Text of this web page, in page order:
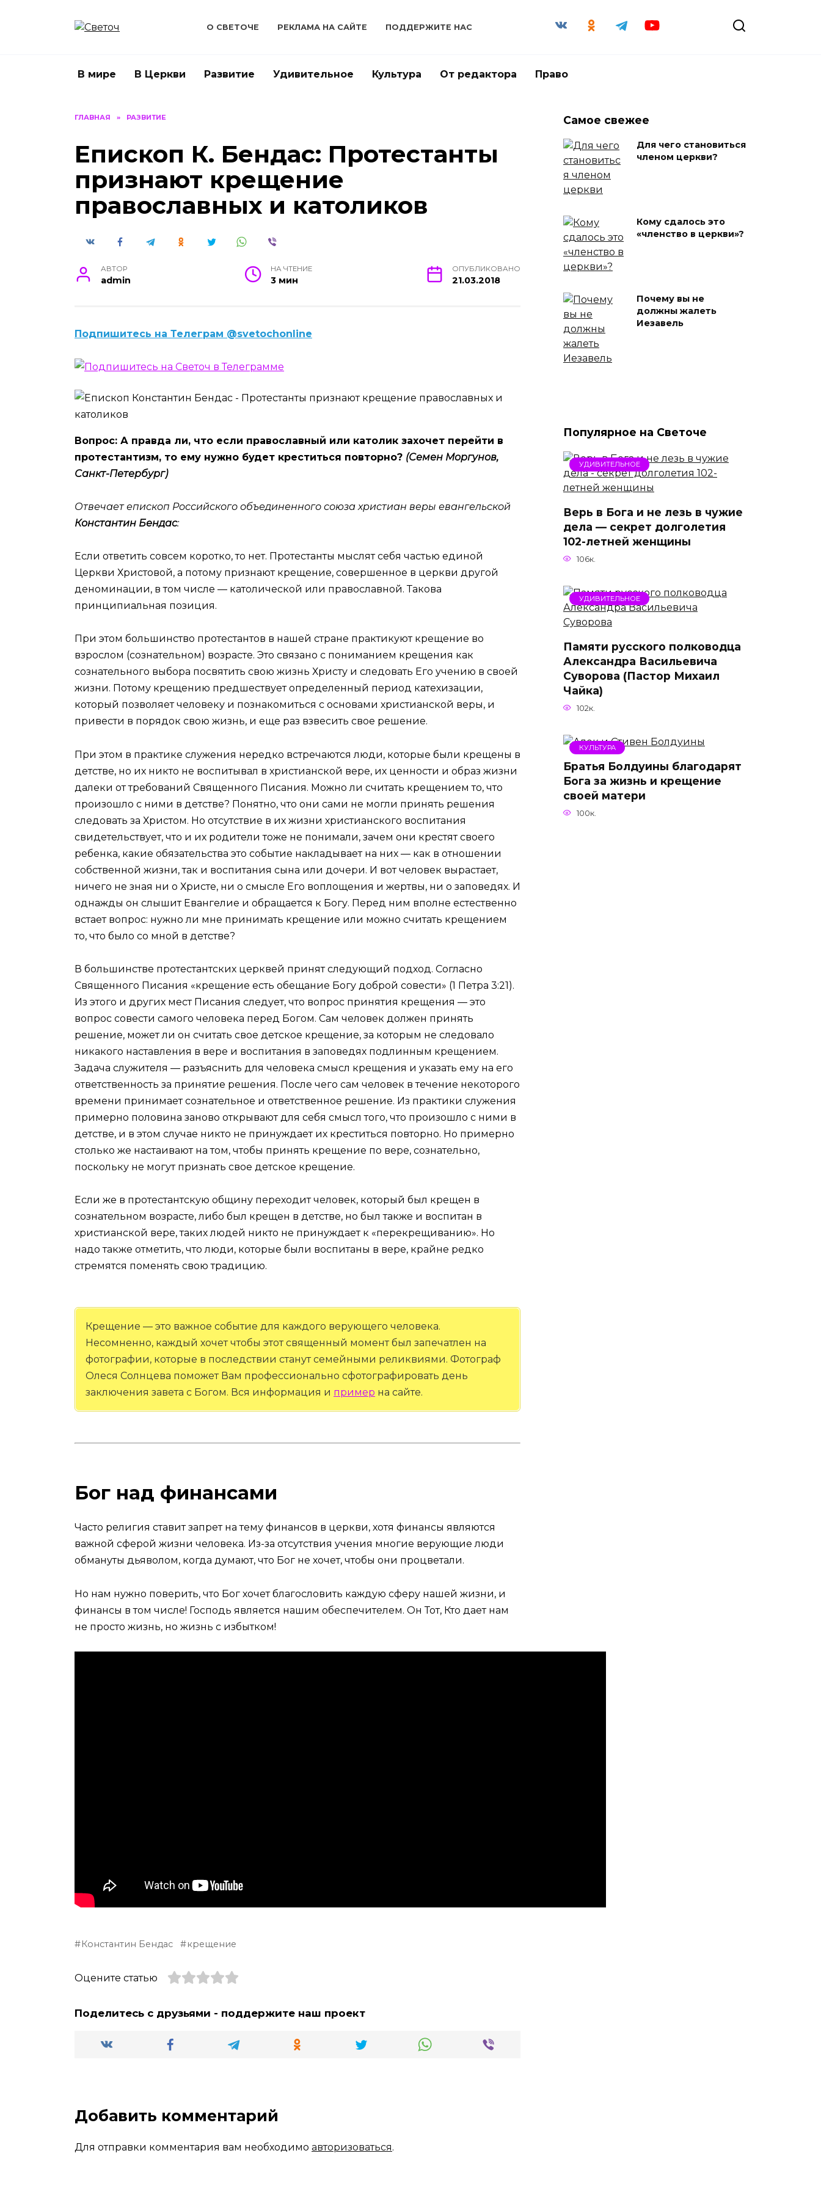
О СВЕТОЧЕ РЕКЛАМА НА САЙТЕ ПОДДЕРЖИТЕ НАС
В мире В Церкви Развитие Удивительное Культура От редактора Право
ГЛАВНАЯ » РАЗВИТИЕ
Епископ К. Бендас: Протестанты
признают крещение
православных и католиков
АВТОР
admin
НА ЧТЕНИЕ
3 мин
ОПУБЛИКОВАНО
21.03.2018
Подпишитесь на Телеграм @svetochonline
Вопрос: А правда ли, что если православный или католик захочет перейти в
протестантизм, то ему нужно будет креститься повторно? (Семен Моргунов,
Санкт-Петербург)
Отвечает епископ Российского объединенного союза христиан веры евангельской
Константин Бендас:
Если ответить совсем коротко, то нет. Протестанты мыслят себя частью единой
Церкви Христовой, а потому признают крещение, совершенное в церкви другой
деноминации, в том числе — католической или православной. Такова
принципиальная позиция.
При этом большинство протестантов в нашей стране практикуют крещение во
взрослом (сознательном) возрасте. Это связано с пониманием крещения как
сознательного выбора посвятить свою жизнь Христу и следовать Его учению в своей
жизни. Потому крещению предшествует определенный период катехизации,
который позволяет человеку и познакомиться с основами христианской веры, и
привести в порядок свою жизнь, и еще раз взвесить свое решение.
При этом в практике служения нередко встречаются люди, которые были крещены в
детстве, но их никто не воспитывал в христианской вере, их ценности и образ жизни
далеки от требований Священного Писания. Можно ли считать крещением то, что
произошло с ними в детстве? Понятно, что они сами не могли принять решения
следовать за Христом. Но отсутствие в их жизни христианского воспитания
свидетельствует, что и их родители тоже не понимали, зачем они крестят своего
ребенка, какие обязательства это событие накладывает на них — как в отношении
собственной жизни, так и воспитания сына или дочери. И вот человек вырастает,
ничего не зная ни о Христе, ни о смысле Его воплощения и жертвы, ни о заповедях. И
однажды он слышит Евангелие и обращается к Богу. Перед ним вполне естественно
встает вопрос: нужно ли мне принимать крещение или можно считать крещением
то, что было со мной в детстве?
В большинстве протестантских церквей принят следующий подход. Согласно
Священного Писания «крещение есть обещание Богу доброй совести» (1 Петра 3:21).
Из этого и других мест Писания следует, что вопрос принятия крещения — это
вопрос совести самого человека перед Богом. Сам человек должен принять
решение, может ли он считать свое детское крещение, за которым не следовало
никакого наставления в вере и воспитания в заповедях подлинным крещением.
Задача служителя — разъяснить для человека смысл крещения и указать ему на его
ответственность за принятие решения. После чего сам человек в течение некоторого
времени принимает сознательное и ответственное решение. Из практики служения
примерно половина заново открывают для себя смысл того, что произошло с ними в
детстве, и в этом случае никто не принуждает их креститься повторно. Но примерно
столько же настаивают на том, чтобы принять крещение по вере, сознательно,
поскольку не могут признать свое детское крещение.
Если же в протестантскую общину переходит человек, который был крещен в
сознательном возрасте, либо был крещен в детстве, но был также и воспитан в
христианской вере, таких людей никто не принуждает к «перекрещиванию». Но
надо также отметить, что люди, которые были воспитаны в вере, крайне редко
стремятся поменять свою традицию.
Крещение — это важное событие для каждого верующего человека.
Несомненно, каждый хочет чтобы этот священный момент был запечатлен на
фотографии, которые в последствии станут семейными реликвиями. Фотограф
Олеся Солнцева поможет Вам профессионально сфотографировать день
заключения завета с Богом. Вся информация и пример на сайте.
Бог над финансами
Часто религия ставит запрет на тему финансов в церкви, хотя финансы являются
важной сферой жизни человека. Из-за отсутствия учения многие верующие люди
обмануты дьяволом, когда думают, что Бог не хочет, чтобы они процветали.
Но нам нужно поверить, что Бог хочет благословить каждую сферу нашей жизни, и
финансы в том числе! Господь является нашим обеспечителем. Он Тот, Кто дает нам
не просто жизнь, но жизнь с избытком!
Константин Бендас крещение
Оцените статью
Поделитесь с друзьями - поддержите наш проект
Добавить комментарий
Для отправки комментария вам необходимо авторизоваться.
Самое свежее
Для чего становиться
членом церкви?
Кому сдалось это
«членство в церкви»?
Почему вы не
должны жалеть
Иезавель
Популярное на Светоче
УДИВИТЕЛЬНОЕ
Верь в Бога и не лезь в чужие
дела — секрет долголетия
102-летней женщины
106к.
УДИВИТЕЛЬНОЕ
Памяти русского полководца
Александра Васильевича
Суворова (Пастор Михаил
Чайка)
102к.
КУЛЬТУРА
Братья Болдуины благодарят
Бога за жизнь и крещение
своей матери
100к.